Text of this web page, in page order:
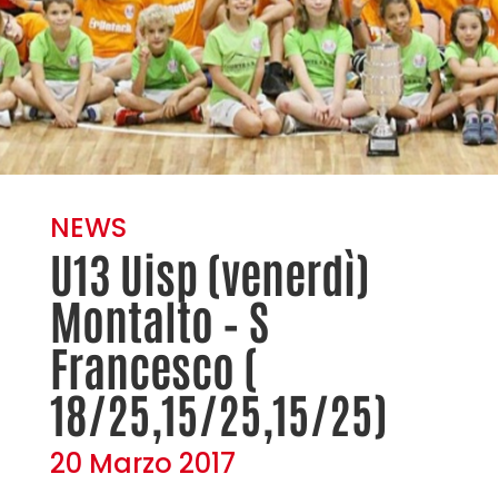
NEWS
U13 Uisp (venerdì)
Montalto – S
Francesco (
18/25,15/25,15/25)
20 Marzo 2017